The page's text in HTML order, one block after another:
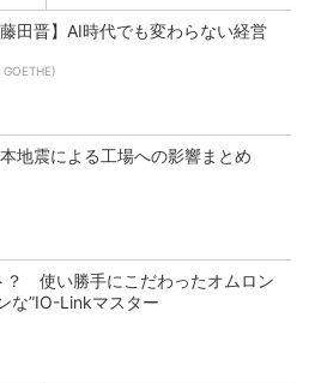
藤田晋】AI時代でも変わらない経営
地震による工場への影響まとめ
？ 使い勝手にこだわったオムロン
な”IO-Linkマスター